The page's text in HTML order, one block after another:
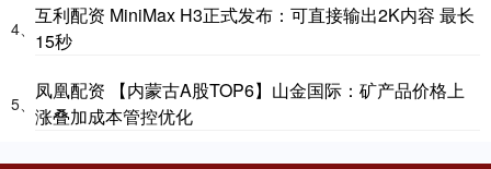
4、
互利配资 MiniMax H3正式发布：可直接输出2K内容 最长
15秒
5、
凤凰配资 【内蒙古A股TOP6】山金国际：矿产品价格上
涨叠加成本管控优化